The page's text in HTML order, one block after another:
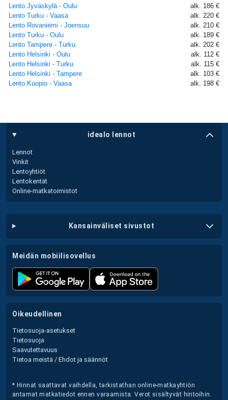
Lento Jyväskylä - Oulu
alk. 186 €
Lento Turku - Vaasa
alk. 220 €
Lento Rovaniemi - Joensuu
alk. 210 €
Lento Turku - Oulu
alk. 189 €
Lento Tampere - Turku
alk. 202 €
Lento Helsinki - Oulu
alk. 112 €
Lento Helsinki - Turku
alk. 115 €
Lento Helsinki - Tampere
alk. 103 €
Lento Kuopio - Vaasa
alk. 198 €
idealo lennot
Lennot
Vinkit
Lentoyhtiöt
Lentokentät
Online-matkatoimistot
kansainväliset sivustot
meidän mobiilisovellus
oikeudellinen
Tietosuoja-asetukset
Tietosuoja
Saavutettavuus
Tietoa meistä / Ehdot ja säännöt
* Hinnat saattavat vaihdella, tarkistathan online-matkayhtiön
antamat matkatiedot ennen varaamista. Verot sisältyvät hintoihin.